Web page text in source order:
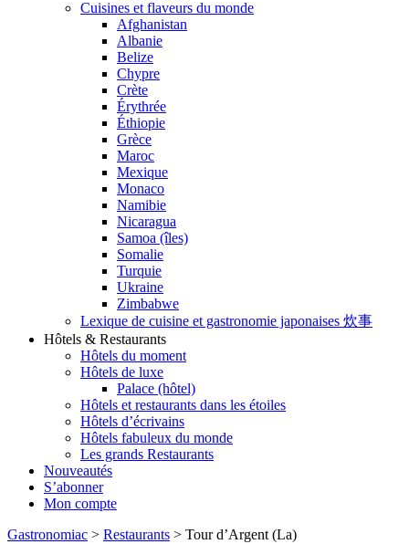
Cuisines et flaveurs du monde
Afghanistan
Albanie
Belize
Chypre
Crète
Érythrée
Éthiopie
Grèce
Maroc
Mexique
Monaco
Namibie
Nicaragua
Samoa (îles)
Somalie
Turquie
Ukraine
Zimbabwe
Lexique de cuisine et gastronomie japonaises 炊事
Hôtels & Restaurants
Hôtels du moment
Hôtels de luxe
Palace (hôtel)
Hôtels et restaurants dans les étoiles
Hôtels d’écrivains
Hôtels fabuleux du monde
Les grands Restaurants
Nouveautés
S’abonner
Mon compte
Gastronomiac > Restaurants > Tour d’Argent (La)